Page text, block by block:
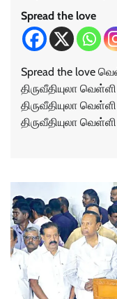
Spread the love
Spread the love
திருவீதியுலா
திருவீதியுலா
திருவீதியுலா